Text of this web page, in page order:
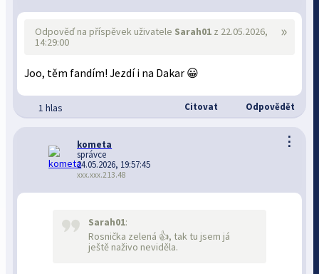
»
Odpověď na příspěvek uživatele Sarah01 z 22.05.2026,
14:29:00
Joo, těm fandím! Jezdí i na Dakar 😀
1 hlas Citovat Odpovědět
⋮
kometa
správce
24.05.2026, 19:57:45
xxx.xxx.213.48
Sarah01:
Rosnička zelená 👍, tak tu jsem já
ještě naživo neviděla.